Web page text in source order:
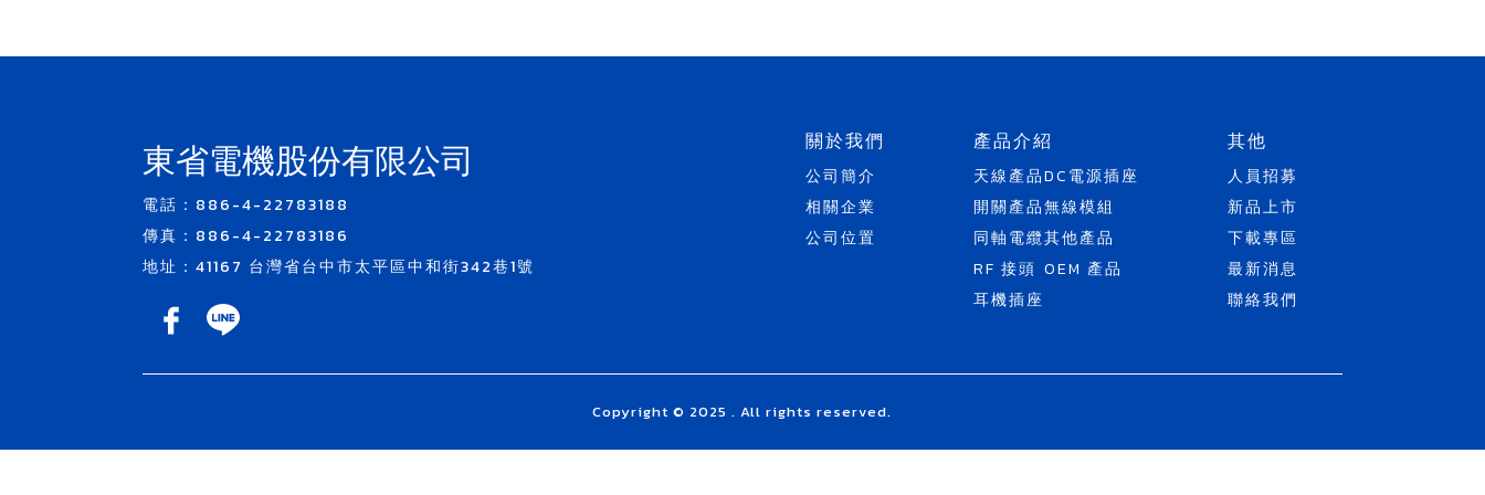
東省電機股份有限公司
電話：886-4-22783188
傳真：886-4-22783186
地址：41167 台灣省台中市太平區中和街342巷1號
關於我們
公司簡介
相關企業
公司位置
產品介紹
天線產品
開關產品
同軸電纜
RF 接頭
耳機插座
DC電源插座
無線模組
其他產品
OEM 產品
其他
人員招募
新品上市
下載專區
最新消息
聯絡我們
Copyright © 2025 . All rights reserved.